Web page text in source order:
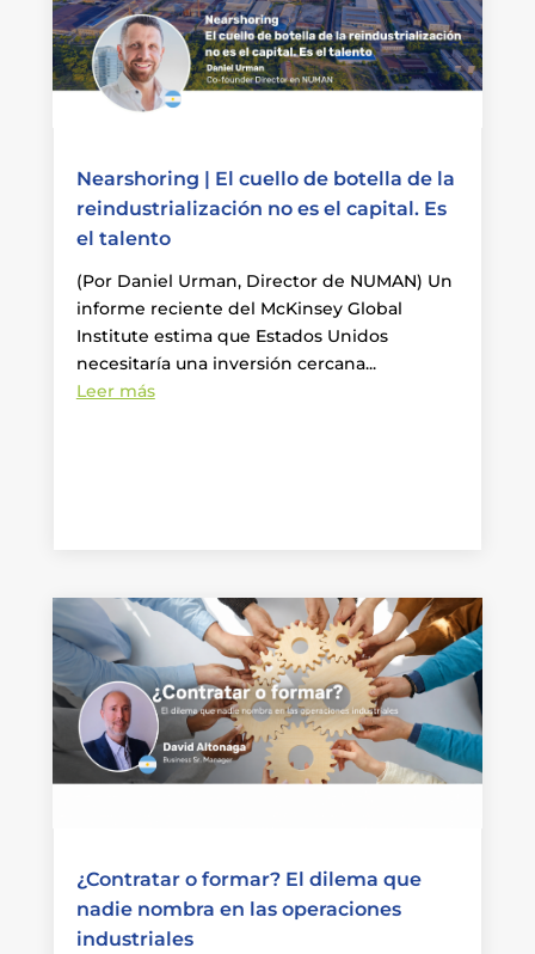
Nearshoring | El cuello de botella de la
reindustrialización no es el capital. Es
el talento
(Por Daniel Urman, Director de NUMAN) Un
informe reciente del McKinsey Global
Institute estima que Estados Unidos
necesitaría una inversión cercana...
Leer más
¿Contratar o formar? El dilema que
nadie nombra en las operaciones
industriales